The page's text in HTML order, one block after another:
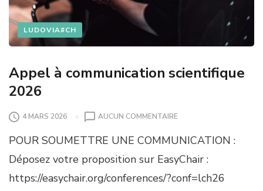
LUDOVIA#CH
Appel à communication scientifique
2026
4 MARS 2026 AUCUN COMMENTAIRES
R
P
P
POUR SOUMETTRE UNE COMMUNICATION :
Déposez votre proposition sur EasyChair :
https://easychair.org/conferences/?conf=lch26